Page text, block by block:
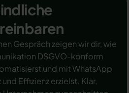
Gespräch zeigen wir dir, wie
DSGVO-konform
und mit WhatsApp
Effizienz erzielst. Klar,